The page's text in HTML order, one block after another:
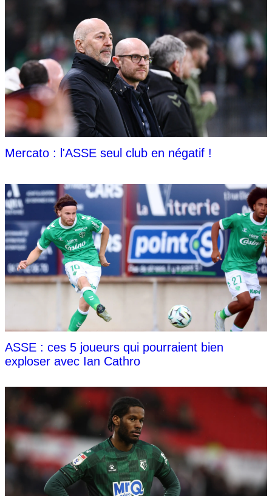
Mercato : l'ASSE seul club en négatif !
ASSE : ces 5 joueurs qui pourraient bien
exploser avec Ian Cathro